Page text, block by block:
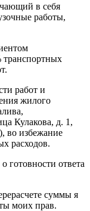
в себя
работы,
транспортных
работ и
жилого
Кулакова, д. 1,
во избежание
расходов.
готовности ответа
суммы я
моих прав.